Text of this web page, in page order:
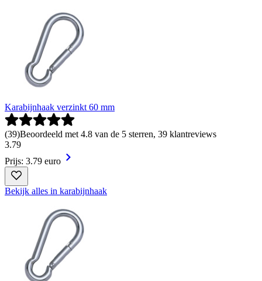
Karabijnhaak verzinkt 60 mm
(39)Beoordeeld met 4.8 van de 5 sterren, 39 klantreviews
3.79
Prijs: 3.79 euro
Bekijk alles in karabijnhaak